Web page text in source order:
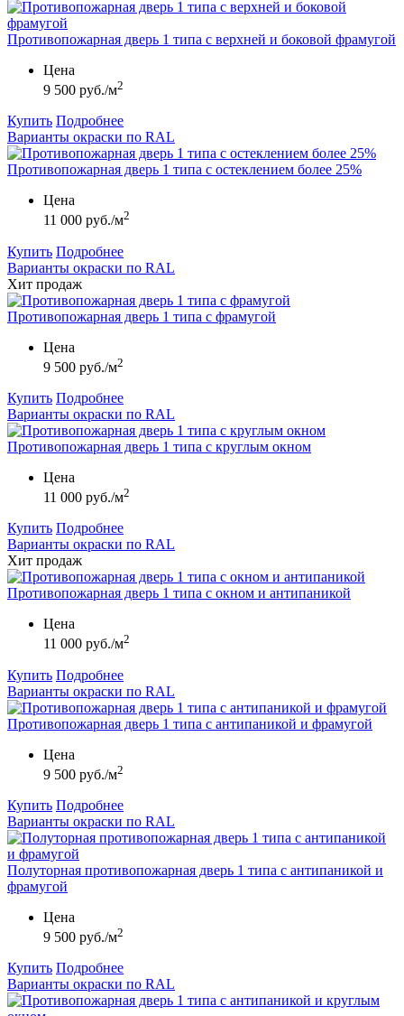
Противопожарная дверь 1 типа с верхней и боковой фрамугой
Цена
9 500 руб./м2
Купить Подробнее
Варианты окраски по RAL
Противопожарная дверь 1 типа с остеклением более 25%
Цена
11 000 руб./м2
Купить Подробнее
Варианты окраски по RAL
Хит продаж
Противопожарная дверь 1 типа с фрамугой
Цена
9 500 руб./м2
Купить Подробнее
Варианты окраски по RAL
Противопожарная дверь 1 типа с круглым окном
Цена
11 000 руб./м2
Купить Подробнее
Варианты окраски по RAL
Хит продаж
Противопожарная дверь 1 типа с окном и антипаникой
Цена
11 000 руб./м2
Купить Подробнее
Варианты окраски по RAL
Противопожарная дверь 1 типа с антипаникой и фрамугой
Цена
9 500 руб./м2
Купить Подробнее
Варианты окраски по RAL
Полуторная противопожарная дверь 1 типа с антипаникой и
фрамугой
Цена
9 500 руб./м2
Купить Подробнее
Варианты окраски по RAL